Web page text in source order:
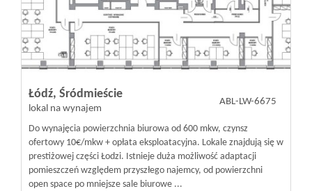
Mieszkania
Domy
Działki
Łódź, Śródmieście
lokal na wynajem
ABL-LW-6675
Do wynajęcia powierzchnia biurowa od 600 mkw, czynsz
ofertowy 10€/mkw + opłata eksploatacyjna. Lokale znajdują się w
prestiżowej części Łodzi. Istnieje duża możliwość adaptacji
pomieszczeń względem przyszłego najemcy, od powierzchni
open space po mniejsze sale biurowe ...